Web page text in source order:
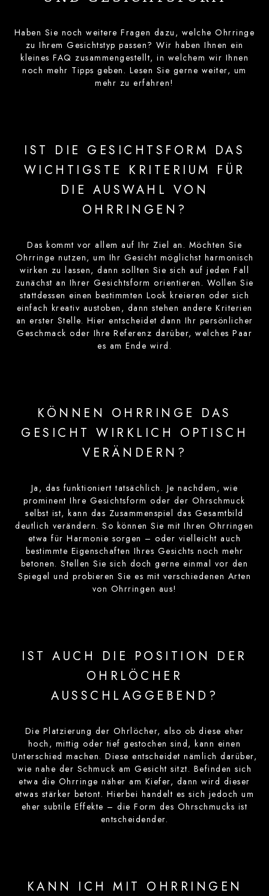
Haben Sie noch weitere Fragen dazu, welche Ohrringe
zu Ihrem Gesichtstyp passen? Wir haben Ihnen ein
kleines FAQ zusammengestellt, in welchem wir Ihnen
noch mehr Tipps geben. Lesen Sie gerne weiter, um
mehr zu erfahren!
IST DIE GESICHTSFORM DAS
WICHTIGSTE KRITERIUM FÜR
DIE AUSWAHL VON
OHRRINGEN?
Das kommt vor allem auf Ihr Ziel an. Möchten Sie
Ohrringe nutzen, um Ihr Gesicht möglichst harmonisch
wirken zu lassen, dann sollten Sie sich auf jeden Fall
zunächst an Ihrer Gesichtsform orientieren. Wollen Sie
stattdessen einen bestimmten Look kreieren oder sich
einfach kreativ austoben, dann stehen andere Kriterien
an erster Stelle. Hier entscheidet dann Ihr persönlicher
Geschmack oder Ihre Referenz darüber, welches Paar
es am Ende wird.
KÖNNEN OHRRINGE DAS
GESICHT WIRKLICH OPTISCH
VERÄNDERN?
Ja, das funktioniert tatsächlich. Je nachdem, wie
prominent Ihre Gesichtsform oder der Ohrschmuck
selbst ist, kann das Zusammenspiel das Gesamtbild
deutlich verändern. So können Sie mit Ihren Ohrringen
etwa für Harmonie sorgen – oder vielleicht auch
bestimmte Eigenschaften Ihres Gesichts noch mehr
betonen. Stellen Sie sich doch gerne einmal vor den
Spiegel und probieren Sie es mit verschiedenen Arten
von Ohrringen aus!
IST AUCH DIE POSITION DER
OHRLÖCHER
AUSSCHLAGGEBEND?
Die Platzierung der Ohrlöcher, also ob diese eher
hoch, mittig oder tief gestochen sind, kann einen
Unterschied machen. Diese entscheidet nämlich darüber,
wie nahe der Schmuck am Gesicht sitzt. Befinden sich
etwa die Ohrringe näher am Kiefer, dann wird dieser
etwas stärker betont. Hierbei handelt es sich jedoch um
eher subtile Effekte – die Form des Ohrschmucks ist
entscheidender.
KANN ICH MIT OHRRINGEN